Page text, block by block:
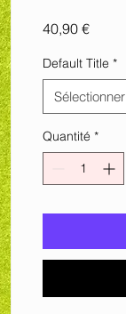
40,90 €Prix
Default Title *
Sélectionner
Quantité *